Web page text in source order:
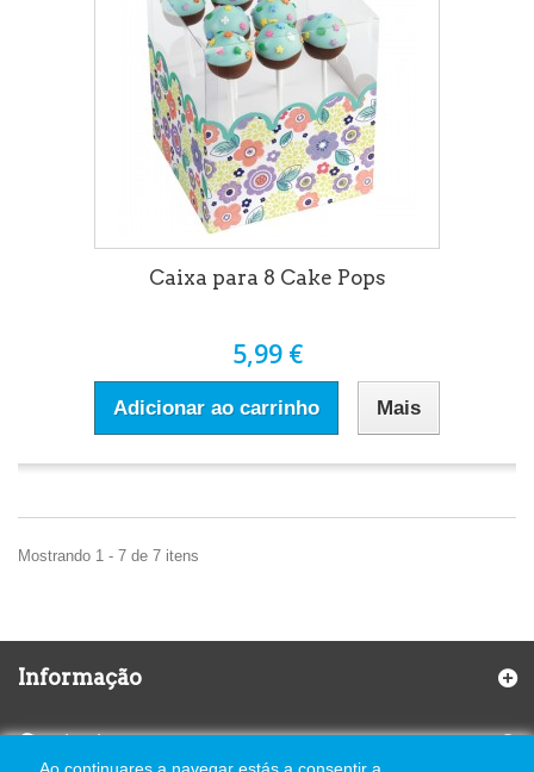
Caixa para 8 Cake Pops
5,99 €
Adicionar ao carrinho Mais
Mostrando 1 - 7 de 7 itens
Informação
Contactos